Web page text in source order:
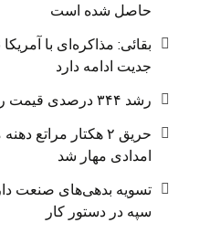
حاصل شده است
بقائی: مذاکره‌ای با
جدیت ادامه دارد
رشد ۳۴۴ درصدی قیمت روغن/ لبنیات چقدر گران شد؟
حریق ۲ هکتار
امدادی مهار شد
سپه در دستور کار